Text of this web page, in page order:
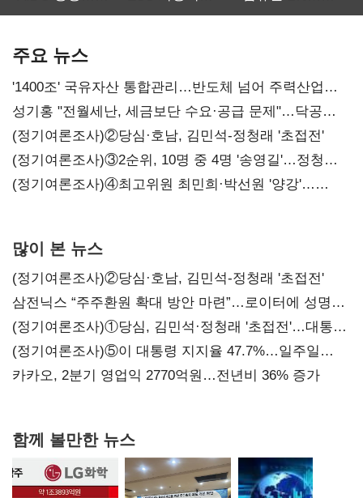
주요 뉴스
'1400조' 국유자산 통합관리…반도체 넘어 주력산업
구조혁신
성기홍 "전월세난, 세금보단 수요·공급 문제"…닥공
시사
(정기여론조사)②당심·호남, 김민석-정청래 '초접전'
(정기여론조사)③2순위, 10명 중 4명 '송영길'…정청래
'한 자릿수'
(정기여론조사)④최고위원 최민희·박선원 '양강'…
많이 본 뉴스
(정기여론조사)②당심·호남, 김민석-정청래 '초접전'
삼전닉스 “주주환원 확대 방안 마련”…로이터에 성명
보내
(정기여론조사)①당심, 김민석·정청래 '초접전'…대통령
지지도 '50% 아래로'(종합)
(정기여론조사)⑤이 대통령 지지율 47.7%…일주일
만에 다시 40%대
카카오, 2분기 영업익 2770억원…전년비 36% 증가
함께 볼만한 뉴스